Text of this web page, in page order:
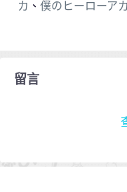
カ 、 僕のヒーローア
留言